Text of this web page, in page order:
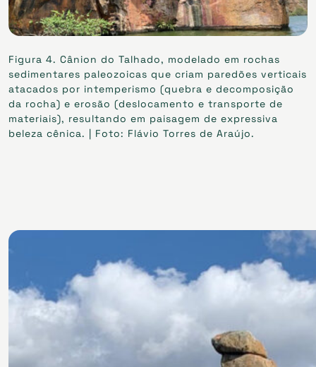
Figura 4. Cânion do Talhado, modelado em rochas
sedimentares paleozoicas que criam paredões verticais
atacados por intemperismo (quebra e decomposição
da rocha) e erosão (deslocamento e transporte de
materiais), resultando em paisagem de expressiva
beleza cênica. | Foto: Flávio Torres de Araújo.